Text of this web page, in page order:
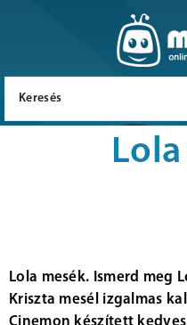
Lola mesék. Ismerd meg
Kriszta mesél izgalmas
Cinemon készített